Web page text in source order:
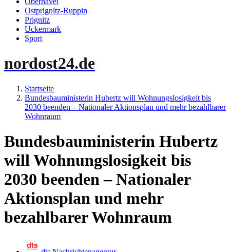
Ostprignitz-Ruppin
Prignitz
Uckermark
Sport
nordost24.de
Startseite
Bundesbauministerin Hubertz will Wohnungslosigkeit bis
2030 beenden – Nationaler Aktionsplan und mehr bezahlbarer
Wohnraum
Bundesbauministerin Hubertz
will Wohnungslosigkeit bis
2030 beenden – Nationaler
Aktionsplan und mehr
bezahlbarer Wohnraum